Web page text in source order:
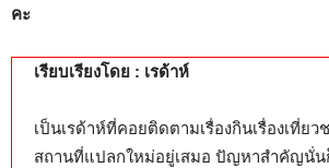
คะ
เรียบเรียงโดย : เรด้าห์
เป็นเรด้าห์ที่คอยติดตามเรื่องกินเรื่องเที่ยว
สถานที่แปลกใหม่อยู่เสมอ ปัญหาสำคัญนั่น